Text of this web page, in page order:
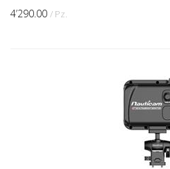
4’290.00 / Pz.